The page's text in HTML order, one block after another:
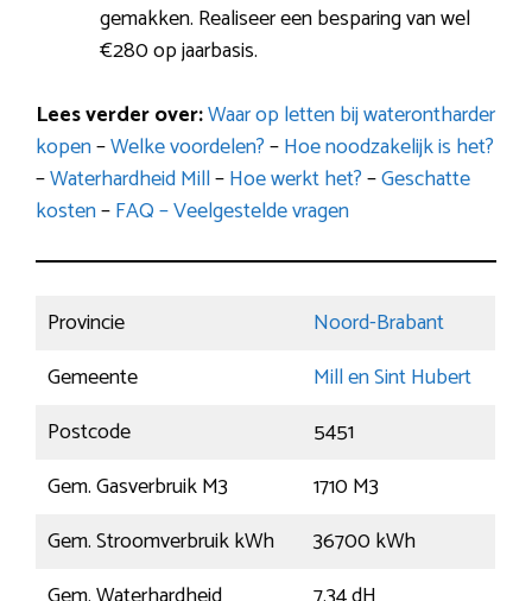
gemakken. Realiseer een besparing van wel
€280 op jaarbasis.
Lees verder over:Waar op letten bij waterontharder
kopen–Welke voordelen?–Hoe noodzakelijk is het?
–Waterhardheid Mill–Hoe werkt het?–Geschatte
kosten–FAQ – Veelgestelde vragen
Provincie
Noord-Brabant
Gemeente
Mill en Sint Hubert
Postcode
5451
Gem. Gasverbruik M3
1710 M3
Gem. Stroomverbruik kWh
36700 kWh